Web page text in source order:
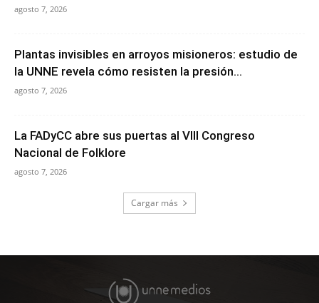
agosto 7, 2026
Plantas invisibles en arroyos misioneros: estudio de
la UNNE revela cómo resisten la presión...
agosto 7, 2026
La FADyCC abre sus puertas al VIII Congreso
Nacional de Folklore
agosto 7, 2026
Cargar más